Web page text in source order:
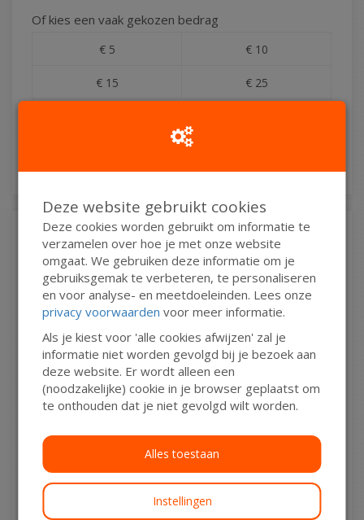
Of kies een vaak gekozen bedrag
€ 5 € 10
€ 15 € 25
Doneren als persoon
Doneren als bedrijf
Voornaam*
Tussenv. Achternaam*
Deze website gebruikt cookies
Deze cookies worden gebruikt om informatie te
verzamelen over hoe je met onze website
omgaat. We gebruiken deze informatie om je
gebruiksgemak te verbeteren, te personaliseren
en voor analyse- en meetdoeleinden. Lees onze
privacy voorwaarden voor meer informatie.
Als je kiest voor 'alle cookies afwijzen' zal je
informatie niet worden gevolgd bij je bezoek aan
deze website. Er wordt alleen een
(noodzakelijke) cookie in je browser geplaatst om
te onthouden dat je niet gevolgd wilt worden.
Alles toestaan
Instellingen